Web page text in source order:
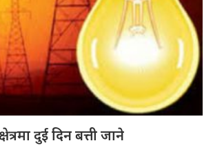
दुई दिन बत्ती जाने